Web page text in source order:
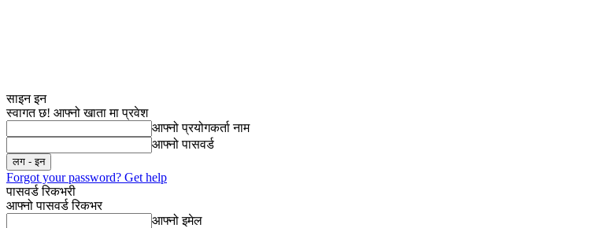
साइन इन
स्वागत छ! आफ्नो खाता मा प्रवेश
आफ्नो प्रयोगकर्ता नाम
आफ्नो पासवर्ड
Forgot your password? Get help
पासवर्ड रिकभरी
आफ्नो पासवर्ड रिकभर
आफ्नो इमेल